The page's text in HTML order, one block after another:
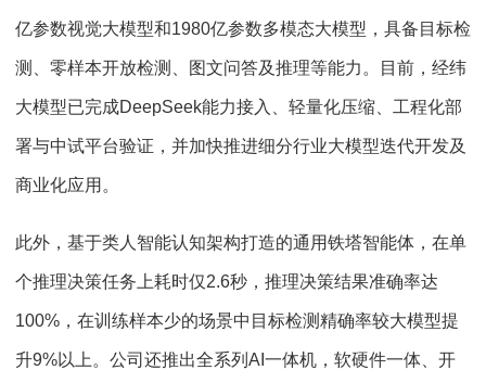
亿参数视觉大模型和1980亿参数多模态大模型，具备目标检
测、零样本开放检测、图文问答及推理等能力。目前，经纬
大模型已完成DeepSeek能力接入、轻量化压缩、工程化部
署与中试平台验证，并加快推进细分行业大模型迭代开发及
商业化应用。
此外，基于类人智能认知架构打造的通用铁塔智能体，在单
个推理决策任务上耗时仅2.6秒，推理决策结果准确率达
100%，在训练样本少的场景中目标检测精确率较大模型提
升9%以上。公司还推出全系列AI一体机，软硬件一体、开